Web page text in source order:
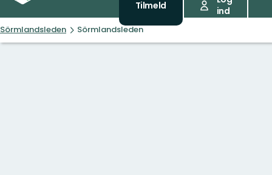
Tilmeld
ind
Sörmlandsleden Sörmlandsleden